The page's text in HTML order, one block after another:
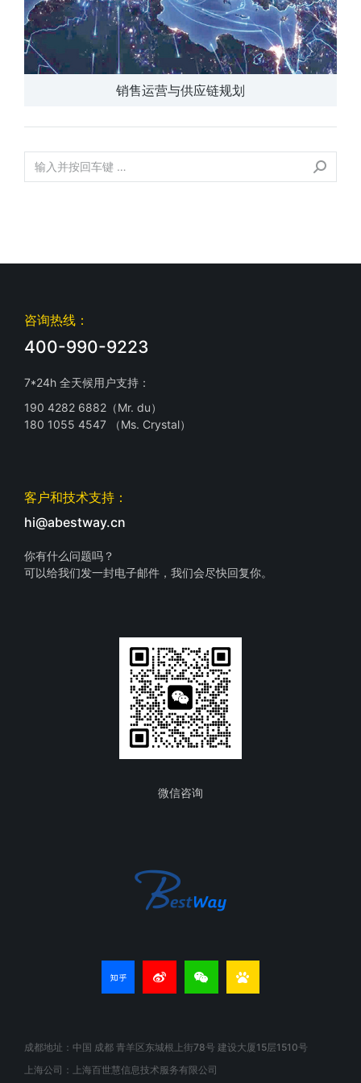
销售运营与供应链规划
咨询热线：
400-990-9223
7*24h 全天候用户支持：
190 4282 6882（Mr. du）
180 1055 4547 （Ms. Crystal）
客户和技术支持：
hi@abestway.cn
你有什么问题吗？
可以给我们发一封电子邮件，我们会尽快回复你。
微信咨询
成都地址：中国 成都 青羊区东城根上街78号 建设大厦15层1510号
上海公司：上海百世慧信息技术服务有限公司